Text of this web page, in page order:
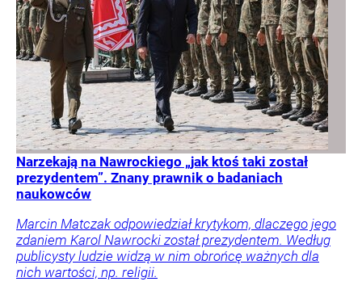
Narzekają na Nawrockiego „jak ktoś taki został
prezydentem”. Znany prawnik o badaniach
naukowców
Marcin Matczak odpowiedział krytykom, dlaczego jego
zdaniem Karol Nawrocki został prezydentem. Według
publicysty ludzie widzą w nim obrońcę ważnych dla
nich wartości, np. religii.